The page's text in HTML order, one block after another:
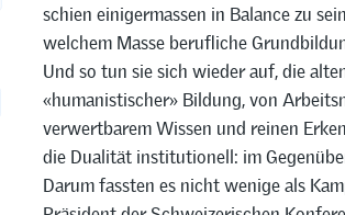
schien einigermassen in Balance zu
welchem Masse berufliche
Und so tun sie sich wieder auf, die
«humanistischer» Bildung, von
verwertbarem Wissen und reinen
die Dualität institutionell: im
Darum fassten es nicht wenige als